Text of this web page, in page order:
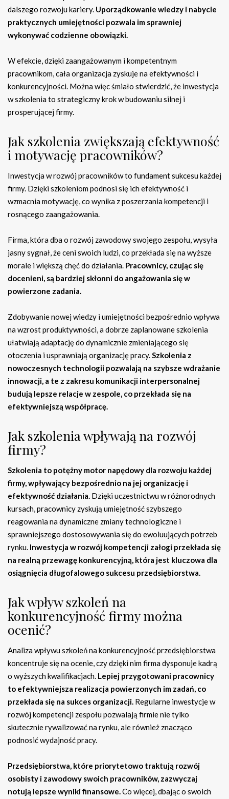
dalszego rozwoju kariery. Uporządkowanie wiedzy i nabycie
praktycznych umiejętności pozwala im sprawniej
wykonywać codzienne obowiązki.
W efekcie, dzięki zaangażowanym i kompetentnym
pracownikom, cała organizacja zyskuje na efektywności i
konkurencyjności. Można więc śmiało stwierdzić, że inwestycja
w szkolenia to strategiczny krok w budowaniu silnej i
prosperującej firmy.
Jak szkolenia zwiększają efektywność
i motywację pracowników?
Inwestycja w rozwój pracowników to fundament sukcesu każdej
firmy. Dzięki szkoleniom podnosi się ich efektywność i
wzmacnia motywację, co wynika z poszerzania kompetencji i
rosnącego zaangażowania.
Firma, która dba o rozwój zawodowy swojego zespołu, wysyła
jasny sygnał, że ceni swoich ludzi, co przekłada się na wyższe
morale i większą chęć do działania. Pracownicy, czując się
docenieni, są bardziej skłonni do angażowania się w
powierzone zadania.
Zdobywanie nowej wiedzy i umiejętności bezpośrednio wpływa
na wzrost produktywności, a dobrze zaplanowane szkolenia
ułatwiają adaptację do dynamicznie zmieniającego się
otoczenia i usprawniają organizację pracy.Szkolenia z
nowoczesnych technologii pozwalają na szybsze wdrażanie
innowacji, a te z zakresu komunikacji interpersonalnej
budują lepsze relacje w zespole, co przekłada się na
efektywniejszą współpracę.
Jak szkolenia wpływają na rozwój
firmy?
Szkolenia to potężny motor napędowy dla rozwoju każdej
firmy, wpływający bezpośrednio na jej organizację i
efektywność działania. Dzięki uczestnictwu w różnorodnych
kursach, pracownicy zyskują umiejętność szybszego
reagowania na dynamiczne zmiany technologiczne i
sprawniejszego dostosowywania się do ewoluujących potrzeb
rynku. Inwestycja w rozwój kompetencji załogi przekłada się
na realną przewagę konkurencyjną, która jest kluczowa dla
osiągnięcia długofalowego sukcesu przedsiębiorstwa.
Jak wpływ szkoleń na
konkurencyjność firmy można
ocenić?
Analiza wpływu szkoleń na konkurencyjność przedsiębiorstwa
koncentruje się na ocenie, czy dzięki nim firma dysponuje kadrą
o wyższych kwalifikacjach. Lepiej przygotowani pracownicy
to efektywniejsza realizacja powierzonych im zadań, co
przekłada się na sukces organizacji. Regularne inwestycje w
rozwój kompetencji zespołu pozwalają firmie nie tylko
skutecznie rywalizować na rynku, ale również znacząco
podnosić wydajność pracy.
Przedsiębiorstwa, które priorytetowo traktują rozwój
osobisty i zawodowy swoich pracowników, zazwyczaj
notują lepsze wyniki finansowe.Co więcej, dbając o swoich